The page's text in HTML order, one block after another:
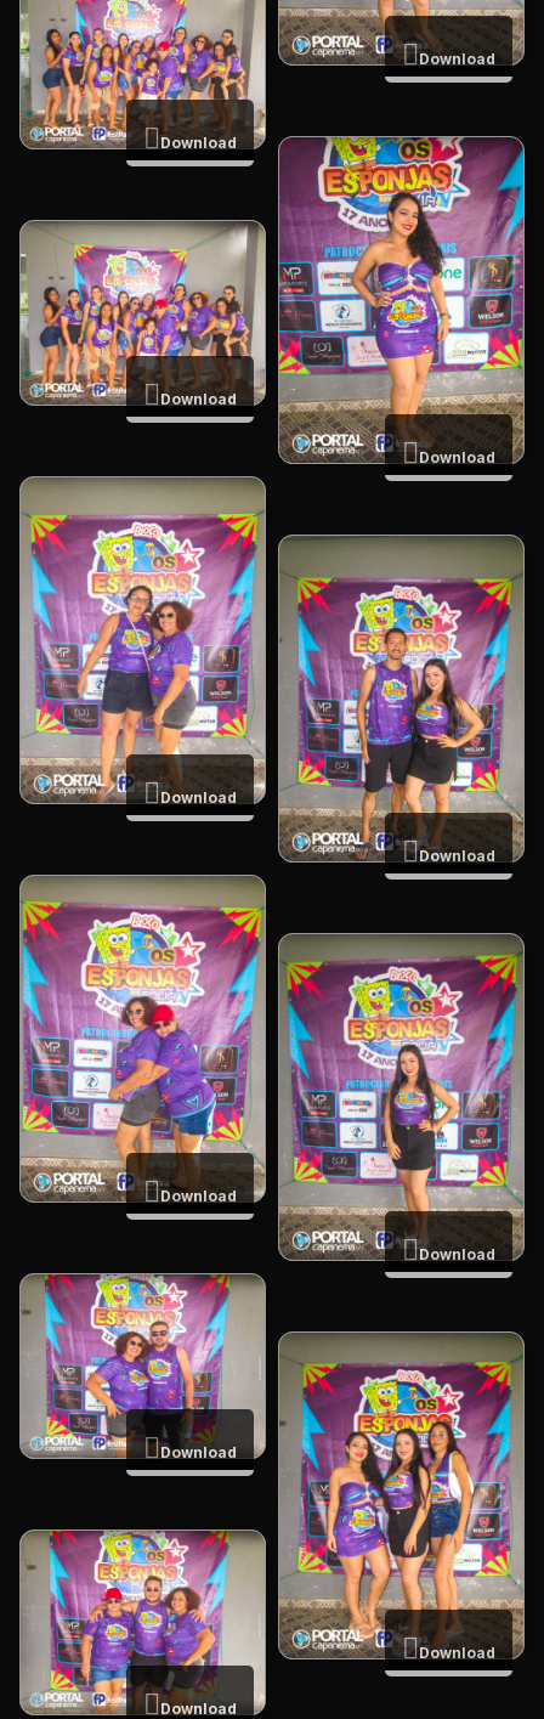
Download
Download
Download
Download
Download
Download
Download
Download
Download
Download
Download